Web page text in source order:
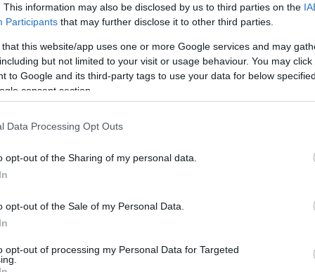
This information may also be disclosed by us to third parties on the
Participants that may further disclose it to other third parties.
that this website/app uses one or more Google services and may
but not limited to your visit or usage behaviour. You may
to Google and its third-party tags to use your data for below
consent section.
Data Processing Opt Outs
opt-out of the Sharing of my personal data.
opt-out of the Sale of my Personal Data.
opt-out of processing my Personal Data for Targeted
హృదయాలను మరియు రుచి మొగ్గలను గెలుచుకున్నాయి. అవి వాటి
అవి అనేక సంస్కృతులలో పెద్ద పాత్ర పోషిస్తాయి, ఆహారం
ప్రతి దాని స్వంత ఆకృతి మరియు రుచి ఉంటుంది. మీరు వీటిని
మ్యాష్ చేయడం మరియు వేయించడానికి చాలా బాగుంటాయి. వాటి
చేర్చుకోవడం వల్ల అవి ఆరోగ్యంగా మరియు మరింత
ప్రొఫైల్